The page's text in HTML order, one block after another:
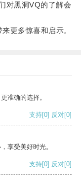
对黑洞VQ的了解会
更多惊喜和启示。
准确的选择。
支持[0] 反对[0]
享受美好时光。
支持[0] 反对[0]